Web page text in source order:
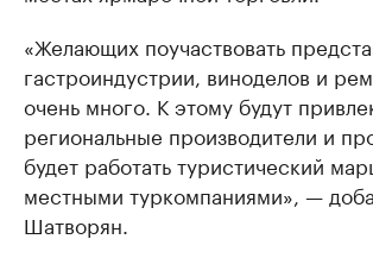
«Желающих поучаствовать
гастроиндустрии, виноделов и
очень много. К этому будут
региональные производители и
будет работать туристический
местными туркомпаниями», —
Шатворян.